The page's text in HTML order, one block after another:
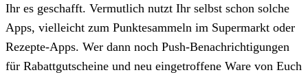
Ihr es geschafft. Vermutlich nutzt Ihr selbst schon solche
Apps, vielleicht zum Punktesammeln im Supermarkt oder
Rezepte-Apps. Wer dann noch Push-Benachrichtigungen
für Rabattgutscheine und neu eingetroffene Ware von Euch